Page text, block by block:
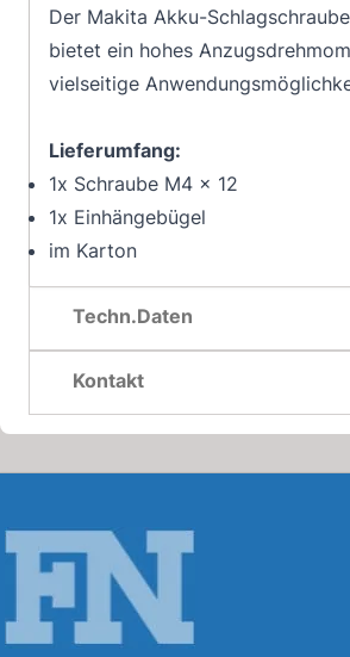
Der Makita Akku-
bietet ein hohes
vielseitige
Lieferumfang:
1x Schraube M4 x 12
1x Einhängebügel
im Karton
Techn.Daten
Kontakt